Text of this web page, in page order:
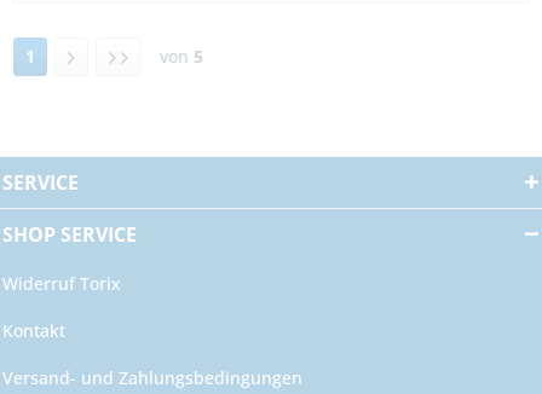
1 von 5
SERVICE
SHOP SERVICE
Widerruf Torix
Kontakt
Versand- und Zahlungsbedingungen